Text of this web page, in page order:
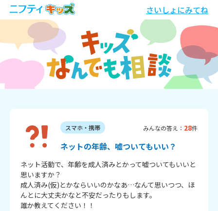
さいしょにみてね
スマホ・携帯 みんなの答え： 28件
ネットの年齢、嘘ついてもいい？
ネット活動で、年齢を成人済みとかって嘘ついてもいいと
思いますか？
成人済み(仮)とかならいいのかなあ…なんて思いつつ、ほ
んとに大丈夫かなと不安だったりもします。
誰か教えてください！！